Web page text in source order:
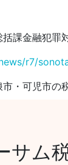
課金融犯罪
r7/
・可児市の
サム